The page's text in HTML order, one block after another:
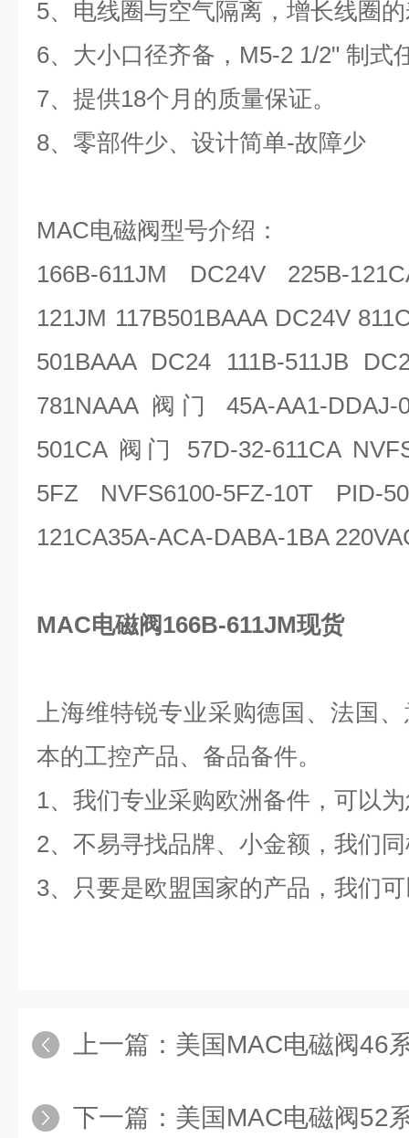
5、电线圈与空气隔离，增长线圈
6、大小口径齐备，M5-2 1/2" 制式
7、提供18个月的质量保证。
8、零部件少、设计简单-故障少
MAC电磁阀型号介绍：
166B-611JM DC24V 225B-
121JM 117B501BAAA DC24V
501BAAA DC24 111B-511JB
781NAAA 阀门 45A-AA1-
501CA 阀门 57D-32-611CA
5FZ NVFS6100-5FZ-10T PID-
121CA35A-ACA-DABA-1BA
MAC电磁阀166B-611JM现货
上海维特锐专业采购德国、法国
本的工控产品、备品备件。
1、我们专业采购欧洲备件，可以
2、不易寻找品牌、小金额，我们
3、只要是欧盟国家的产品，我们
上一篇： 美国MAC电磁阀46
下一篇： 美国MAC电磁阀52